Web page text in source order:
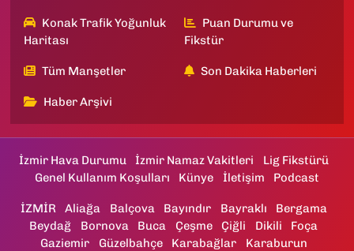
Konak Trafik Yoğunluk
Haritası
Puan Durumu ve
Fikstür
Tüm Manşetler Son Dakika Haberleri
Haber Arşivi
İzmir Hava Durumu İzmir Namaz Vakitleri
Lig Fikstürü
Genel Kullanım Koşulları
Künye İletişim Podcast
İZMİR Aliağa Balçova Bayındır Bayraklı
Bergama
Beydağ
Bornova Buca Çeşme Çiğli Dikili
Foça
Gaziemir
Güzelbahçe Karabağlar Karaburun